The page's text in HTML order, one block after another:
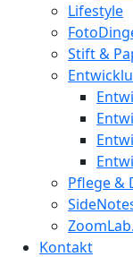
Lifestyle
Stift &
Pflege &
Kontakt